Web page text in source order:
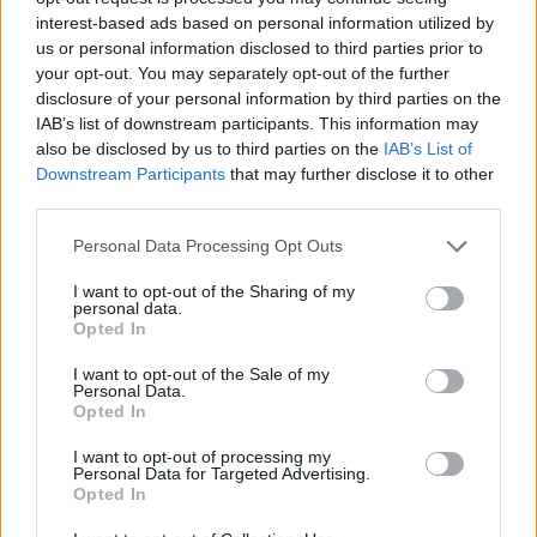
interest-based ads based on personal information utilized by
us or personal information disclosed to third parties prior to
your opt-out. You may separately opt-out of the further
disclosure of your personal information by third parties on the
IAB’s list of downstream participants. This information may
also be disclosed by us to third parties on the IAB’s List of
Downstream Participants that may further disclose it to other
Personal Data Processing Opt Outs
I want to opt-out of the Sharing of my
personal data.
Opted In
I want to opt-out of the Sale of my
Personal Data.
Opted In
I want to opt-out of processing my
Personal Data for Targeted Advertising.
Opted In
Non è sempre il club che licenzia, potrei farlo anche da
solo: ma voglio parlare prima con i dirigenti, i miei
collaboratori e i calciatori, non con i giornalisti”.
alfredopedulla.com
Anno di Fondazione:1878 come Newton Health LYR F.C.
Stadio:Old Trafford (75.731)